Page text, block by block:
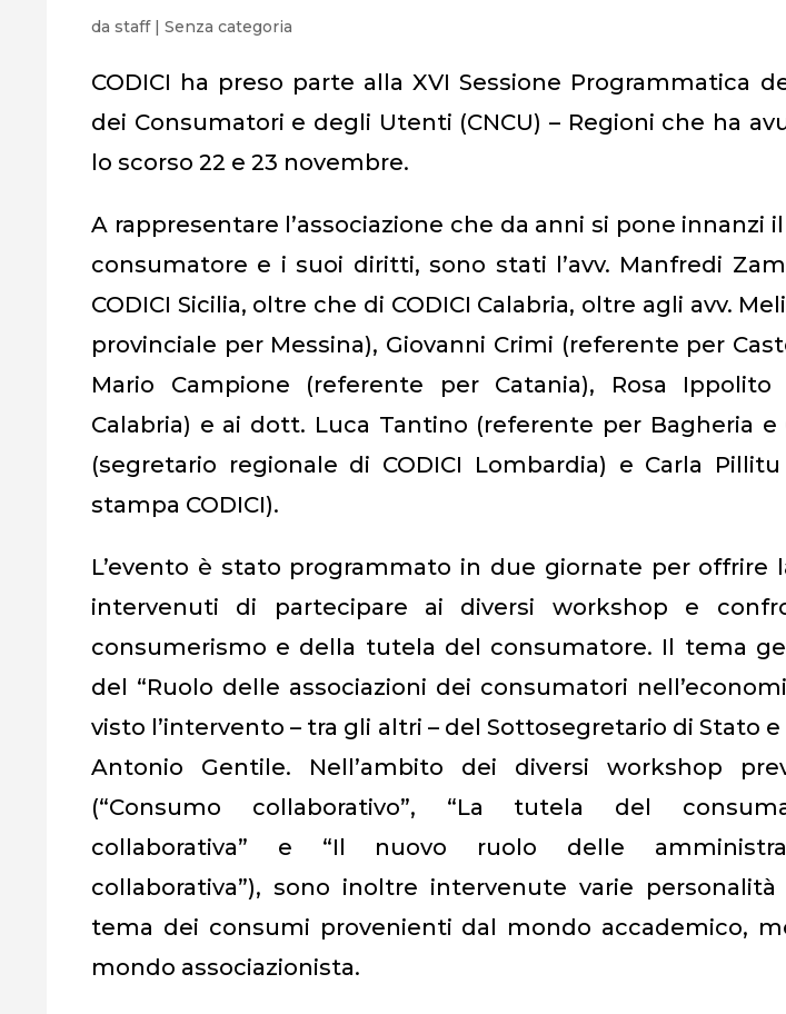
da staff| Senza categoria
CODICI ha preso parte alla XVI Sessione Programmatica
dei Consumatori e degli Utenti (CNCU) – Regioni che ha
lo scorso 22 e 23 novembre.
A rappresentare l’associazione che da anni si pone innanzi
consumatore e i suoi diritti, sono stati l’avv. Manfredi
CODICI Sicilia, oltre che di CODICI Calabria, oltre agli avv.
provinciale per Messina), Giovanni Crimi (referente per
Mario Campione (referente per Catania), Rosa Ippolito
Calabria) e ai dott. Luca Tantino (referente per Bagheria e
(segretario regionale di CODICI Lombardia) e Carla
stampa CODICI).
L’evento è stato programmato in due giornate per offrire
intervenuti di partecipare ai diversi workshop e
consumerismo e della tutela del consumatore. Il tema
del “Ruolo delle associazioni dei consumatori
visto l’intervento – tra gli altri – del Sottosegretario di Stato
Antonio Gentile. Nell’ambito dei diversi workshop
(“Consumo collaborativo”, “La tutela del
collaborativa” e “Il nuovo ruolo delle
collaborativa”), sono inoltre intervenute varie
tema dei consumi provenienti dal mondo accademico,
mondo associazionista.